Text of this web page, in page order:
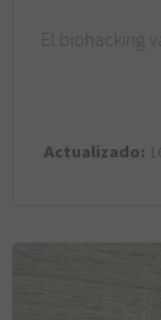
El biohacking
Actualizado: